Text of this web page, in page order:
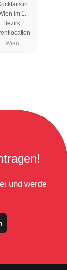
in
im 1.
Bezirk,
Wien
und werde